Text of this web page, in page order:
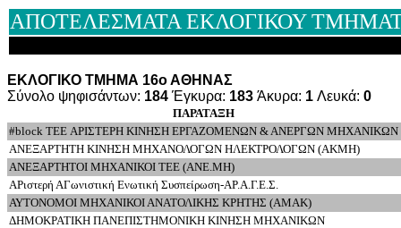
ΑΠΟΤΕΛΕΣΜΑΤΑ ΕΚΛΟΓΙΚΟΥ
ΕΚΛΟΓΙΚΟ ΤΜΗΜΑ 16ο ΑΘΗΝΑΣ
Σύνολο ψηφισάντων: 184 Έγκυρα: 183 Άκυρα: 1 Λευκά: 0
ΠΑΡΑΤΑΞΗ
#block TEE ΑΡΙΣΤΕΡΗ ΚΙΝΗΣΗ ΕΡΓΑΖΟΜΕΝΩΝ & ΑΝΕΡΓΩΝ ΜΗΧΑΝΙΚΩΝ
ΑΝΕΞΑΡΤΗΤΗ ΚΙΝΗΣΗ ΜΗΧΑΝΟΛΟΓΩΝ ΗΛΕΚΤΡΟΛΟΓΩΝ (ΑΚΜΗ)
ΑΝΕΞΑΡΤΗΤΟΙ ΜΗΧΑΝΙΚΟΙ ΤΕΕ (ΑΝΕ.ΜΗ)
ΑΡιστερή ΑΓωνιστική Ενωτική Συσπείρωση-ΑΡ.Α.Γ.Ε.Σ.
ΑΥΤΟΝΟΜΟΙ ΜΗΧΑΝΙΚΟΙ ΑΝΑΤΟΛΙΚΗΣ ΚΡΗΤΗΣ (ΑΜΑΚ)
ΔΗΜΟΚΡΑΤΙΚΗ ΠΑΝΕΠΙΣΤΗΜΟΝΙΚΗ ΚΙΝΗΣΗ ΜΗΧΑΝΙΚΩΝ